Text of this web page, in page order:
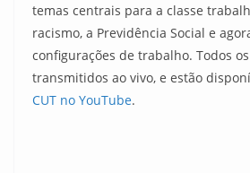
temas centrais para a classe
racismo, a Previdência Social e
configurações de trabalho. Todos
transmitidos ao vivo, e estão
CUT no YouTube.